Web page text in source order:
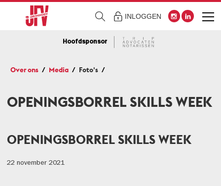
INLOGGEN
Hoofdsponsor
Over ons Media Foto's
OPENINGSBORREL SKILLS WEEK
OPENINGSBORREL SKILLS WEEK
22 november 2021